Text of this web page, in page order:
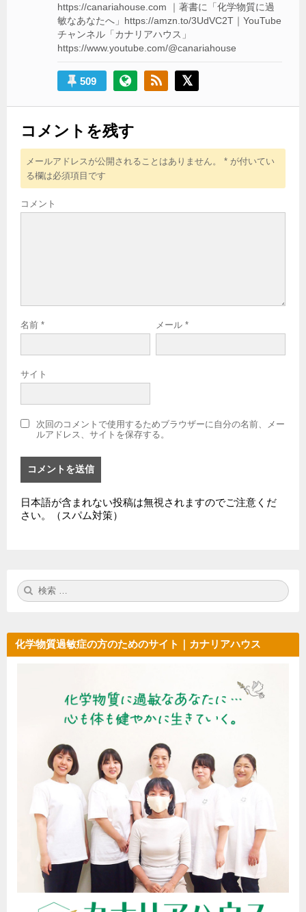
https://canariahouse.com ｜著書に「化学物質に過
敏なあなたへ」https://amzn.to/3UdVC2T｜YouTube
チャンネル「カナリアハウス」
https://www.youtube.com/@canariahouse
509
コメントを残す
メールアドレスが公開されることはありません。 * が付いてい
る欄は必須項目です
コメント
名前 * メール *
サイト
次回のコメントで使用するためブラウザーに自分の名前、メー
ルアドレス、サイトを保存する。
日本語が含まれない投稿は無視されますのでご注意くだ
さい。（スパム対策）
検
索:
化学物質過敏症の方のためのサイト｜カナリアハウス